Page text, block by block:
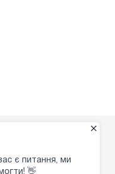
компанії "VALESO".